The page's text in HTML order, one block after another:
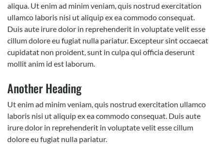
aliqua. Ut enim ad minim veniam, quis nostrud exercitation
ullamco laboris nisi ut aliquip ex ea commodo consequat.
Duis aute irure dolor in reprehenderit in voluptate velit esse
cillum dolore eu fugiat nulla pariatur. Excepteur sint occaecat
cupidatat non proident, sunt in culpa qui officia deserunt
mollit anim id est laborum.
Another Heading
Ut enim ad minim veniam, quis nostrud exercitation ullamco
laboris nisi ut aliquip ex ea commodo consequat. Duis aute
irure dolor in reprehenderit in voluptate velit esse cillum
dolore eu fugiat nulla pariatur.